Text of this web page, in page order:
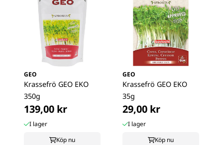
GEO
Krassefrö GEO EKO
350g
139,00 kr
I lager
Köp nu
GEO
Krassefrö GEO EKO
35g
29,00 kr
I lager
Köp nu